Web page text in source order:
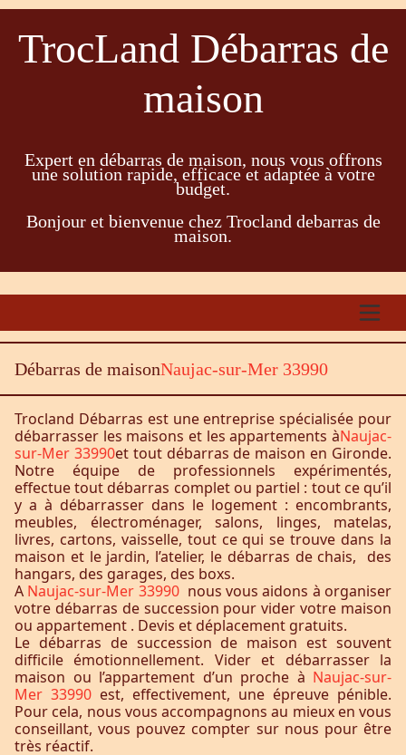
TrocLand Débarras de
maison
Expert en débarras de maison, nous vous offrons
une solution rapide, efficace et adaptée à votre
budget.
Bonjour et bienvenue chez Trocland debarras de
maison.
Débarras de maisonNaujac-sur-Mer 33990
Trocland Débarras est une entreprise spécialisée pour
débarrasser les maisons et les appartements àNaujac-
sur-Mer 33990et tout débarras de maison en Gironde.
Notre équipe de professionnels expérimentés,
effectue tout débarras complet ou partiel : tout ce qu’il
y a à débarrasser dans le logement : encombrants,
meubles, électroménager, salons, linges, matelas,
livres, cartons, vaisselle, tout ce qui se trouve dans la
maison et le jardin, l’atelier, le débarras de chais, des
hangars, des garages, des boxs.
A Naujac-sur-Mer 33990 nous vous aidons à organiser
votre débarras de succession pour vider votre maison
ou appartement . Devis et déplacement gratuits.
Le débarras de succession de maison est souvent
difficile émotionnellement. Vider et débarrasser la
maison ou l’appartement d’un proche à Naujac-sur-
Mer 33990 est, effectivement, une épreuve pénible.
Pour cela, nous vous accompagnons au mieux en vous
conseillant, vous pouvez compter sur nous pour être
très réactif.